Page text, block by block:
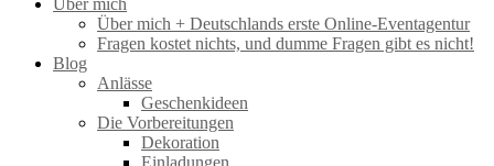
Über mich
Über mich + Deutschlands erste Online-Eventagentur
Fragen kostet nichts, und dumme Fragen gibt es nicht!
Blog
Anlässe
Geschenkideen
Die Vorbereitungen
Dekoration
Einladungen